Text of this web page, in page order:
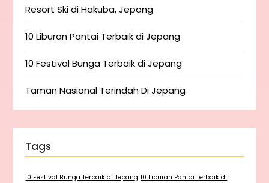
Resort Ski di Hakuba, Jepang
10 Liburan Pantai Terbaik di Jepang
10 Festival Bunga Terbaik di Jepang
Taman Nasional Terindah Di Jepang
Tags
10 Festival Bunga Terbaik di Jepang 10 Liburan Pantai Terbaik di